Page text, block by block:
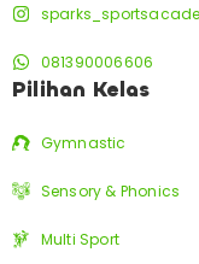
081390006606
Pilihan Kelas
Gymnastic
Sensory & Phonics
Multi Sport